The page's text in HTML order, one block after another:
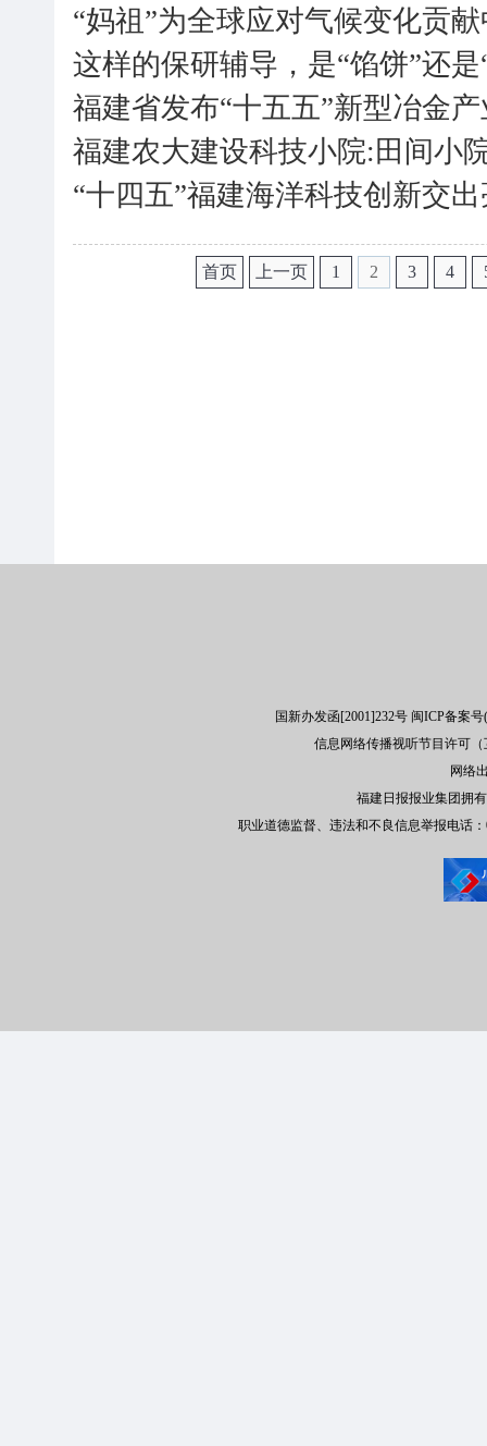
“妈祖”为全球应对气候变化贡
这样的保研辅导，是“馅饼”还是
福建省发布“十五五”新型冶金
福建农大建设科技小院:田间小
“十四五”福建海洋科技创新交
首页 上一页 1 2 3 4